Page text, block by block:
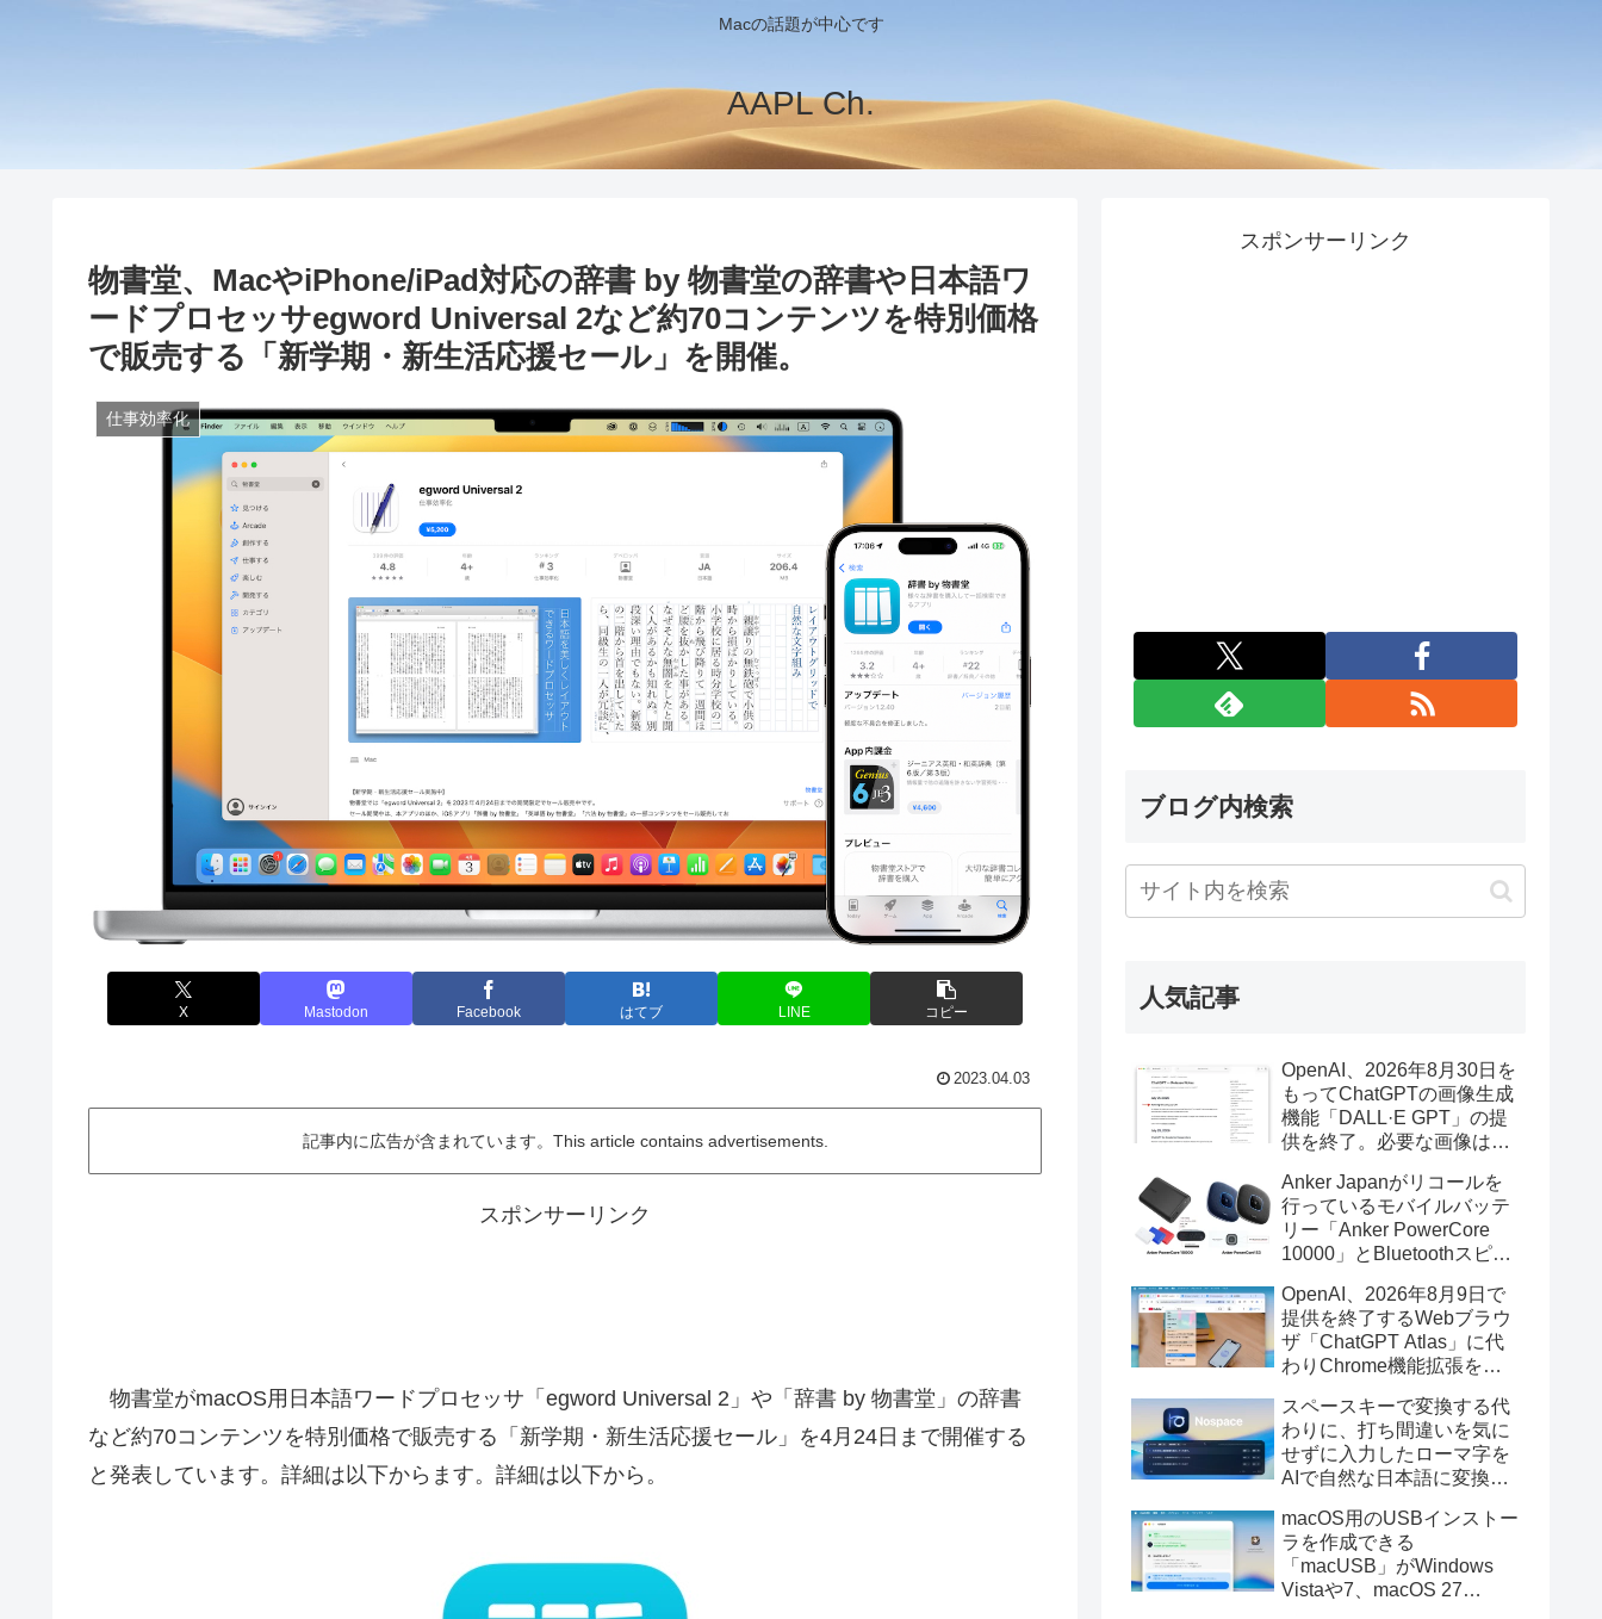
Macの話題が中心です
AAPL Ch.
物書堂、MacやiPhone/iPad対応の辞書 by 物書堂の辞書や日本語ワ
ードプロセッサegword Universal 2など約70コンテンツを特別価格
で販売する「新学期・新生活応援セール」を開催。
仕事効率化
X Mastodon Facebook はてブ LINE コピー
2023.04.03
記事内に広告が含まれています。This article contains advertisements.
スポンサーリンク
物書堂がmacOS用日本語ワードプロセッサ「egword Universal 2」や「辞書 by 物書堂」の辞書
など約70コンテンツを特別価格で販売する「新学期・新生活応援セール」を4月24日まで開催する
と発表しています。詳細は以下からます。詳細は以下から。
スポンサーリンク
ブログ内検索
人気記事
OpenAI、2026年8月30日を
もってChatGPTの画像生成
機能「DALL·E GPT」の提
供を終了。必要な画像は期
Anker Japanがリコールを
行っているモバイルバッテ
リー「Anker PowerCore
10000」とBluetoothスピー
辺を焼損する火災が6月に3
件発生していたそうなので
注意を。
OpenAI、2026年8月9日で
提供を終了するWebブラウ
ザ「ChatGPT Atlas」に代
わりChrome機能拡張をア
画の質問やAsk ChatGPT機
能を追加。
スペースキーで変換する代
わりに、打ち間違いを気に
せずに入力したローマ字を
AIで自然な日本語に変換し
力アプリ「Nospace」がリ
リース。
macOS用のUSBインストー
ラを作成できる
「macUSB」がWindows
Vistaや7、macOS 27